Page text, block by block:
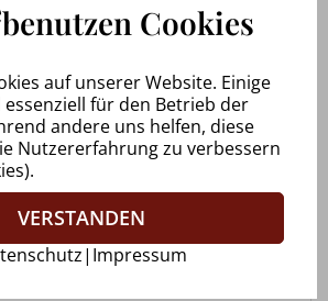
Bitter Immer freundlich und
das es euch gibt 😊 was sich
gut wieder findet. Vor allem
beeindruckt hat war das ein
wurd...
Google reviews
Cookies
auf unserer Website. Einige
für den Betrieb der
andere uns helfen, diese
Nutzererfahrung zu verbessern
VERSTANDEN
| Impressum